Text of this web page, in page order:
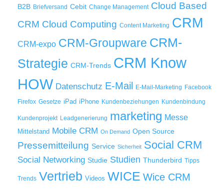
B2B Briefversand Cebit Change Management Cloud Based
CRM Cloud Computing Content Marketing CRM
CRM-expo CRM-Groupware CRM-
Strategie CRM-Trends CRM Know
HOW Datenschutz E-Mail E-Mail-Marketing Facebook
Firefox Gesetze iPad iPhone Kundenbeziehungen Kundenbindung
Kundenprojekt Leadgenerierung marketing Messe
Mittelstand Mobile CRM On Demand Open Source
Pressemitteilung Service Sicherheit Social CRM
Social Networking Studie Studien Thunderbird Tipps
Trends Vertrieb Videos WICE Wice CRM